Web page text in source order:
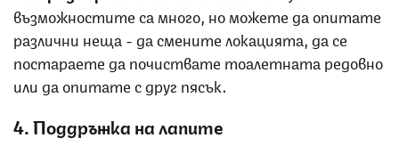
възможностите са много, но можете да опитате
различни неща - да смените локацията, да се
постараете да почиствате тоалетната редовно
или да опитате с друг пясък.
4. Поддръжка на лапите